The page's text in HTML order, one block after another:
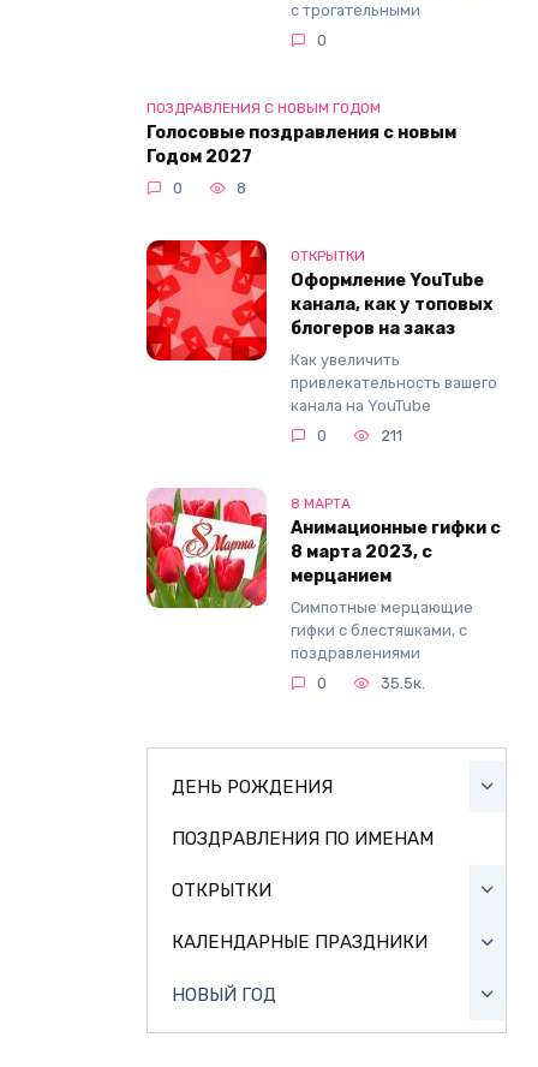
с трогательными
0
ПОЗДРАВЛЕНИЯ С НОВЫМ ГОДОМ
Голосовые поздравления с новым
Годом 2027
0 8
ОТКРЫТКИ
Оформление YouTube
канала, как у топовых
блогеров на заказ
Как увеличить
привлекательность вашего
канала на YouTube
0
211
8 МАРТА
Анимационные гифки с
8 марта 2023, с
мерцанием
Симпотные мерцающие
гифки с блестяшками, с
поздравлениями
0
35.5к.
ДЕНЬ РОЖДЕНИЯ
ПОЗДРАВЛЕНИЯ ПО ИМЕНАМ
ОТКРЫТКИ
КАЛЕНДАРНЫЕ ПРАЗДНИКИ
НОВЫЙ ГОД